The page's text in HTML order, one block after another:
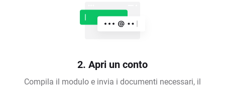
2. Apri un conto
Compila il modulo e invia i documenti necessari, il